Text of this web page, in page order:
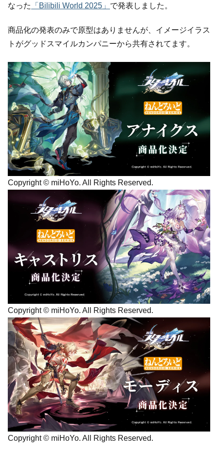
なった
「Bilibili World 2025」 で発表しました。
商品化の発表のみで原型はありませんが、イメージイラス
トがグッドスマイルカンパニーから共有されてます。
Copyright © miHoYo. All Rights Reserved.
Copyright © miHoYo. All Rights Reserved.
Copyright © miHoYo. All Rights Reserved.